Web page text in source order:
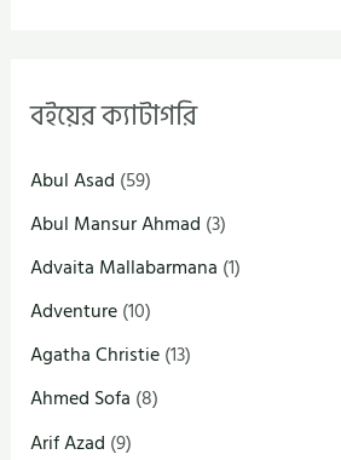
বইয়ের ক্যাটাগরি
Abul Asad (59)
Abul Mansur Ahmad (3)
Advaita Mallabarmana (1)
Adventure(10)
Agatha Christie(13)
Ahmed Sofa (8)
Arif Azad (9)